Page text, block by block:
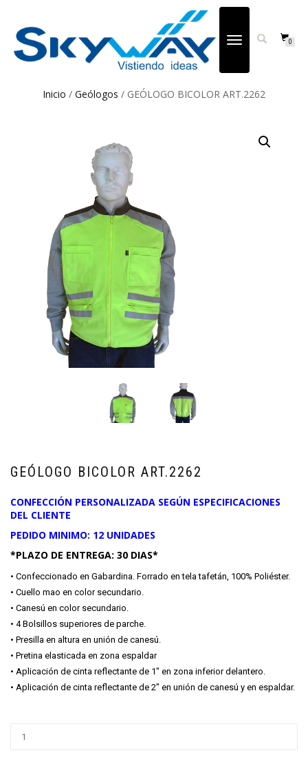
CAMBIAR
0
Inicio / Geólogos / GEÓLOGO BICOLOR ART.2262
GEÓLOGO BICOLOR ART.2262
CONFECCIÓN PERSONALIZADA SEGÚN ESPECIFICACIONES
DEL CLIENTE
PEDIDO MINIMO: 12 UNIDADES
*PLAZO DE ENTREGA: 30 DIAS*
• Confeccionado en Gabardina. Forrado en tela tafetán, 100% Poliéster.
• Cuello mao en color secundario.
• Canesú en color secundario.
• 4 Bolsillos superiores de parche.
• Presilla en altura en unión de canesú.
• Pretina elasticada en zona espaldar
• Aplicación de cinta reflectante de 1″ en zona inferior delantero.
• Aplicación de cinta reflectante de 2″ en unión de canesú y en espaldar.